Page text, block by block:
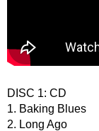
DISC 1: CD
1. Baking Blues
2. Long Ago